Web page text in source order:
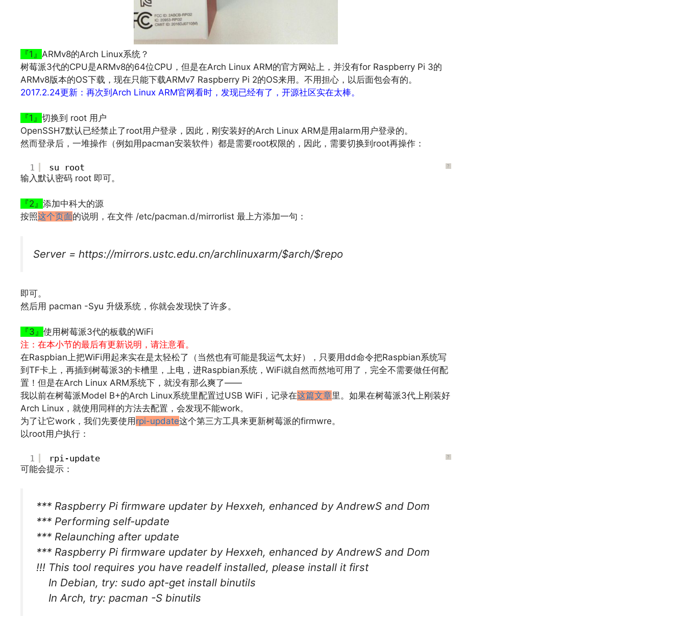
『1』 ARMv8的Arch Linux系统？
树莓派3代的CPU是ARMv8的64位CPU，但是在Arch Linux ARM的官方网站上，并没有for Raspberry Pi 3的
ARMv8版本的OS下载，现在只能下载ARMv7 Raspberry Pi 2的OS来用。不用担心，以后面包会有的。
2017.2.24更新：再次到Arch Linux ARM官网看时，发现已经有了，开源社区实在太棒。
『1』 切换到 root 用户
OpenSSH7默认已经禁止了root用户登录，因此，刚安装好的Arch Linux ARM是用alarm用户登录的。
然而登录后，一堆操作（例如用pacman安装软件）都是需要root权限的，因此，需要切换到root再操作：
?
1
su root
输入默认密码 root 即可。
『2』 添加中科大的源
按照这个页面的说明，在文件 /etc/pacman.d/mirrorlist 最上方添加一句：
Server = https://mirrors.ustc.edu.cn/archlinuxarm/$arch/$repo
即可。
然后用 pacman -Syu 升级系统，你就会发现快了许多。
『3』 使用树莓派3代的板载的WiFi
注：在本小节的最后有更新说明，请注意看。
在Raspbian上把WiFi用起来实在是太轻松了（当然也有可能是我运气太好），只要用dd命令把Raspbian系统写
到TF卡上，再插到树莓派3的卡槽里，上电，进Raspbian系统，WiFi就自然而然地可用了，完全不需要做任何配
置！但是在Arch Linux ARM系统下，就没有那么爽了——
我以前在树莓派Model B+的Arch Linux系统里配置过USB WiFi，记录在这篇文章里。如果在树莓派3代上刚装好
Arch Linux，就使用同样的方法去配置，会发现不能work。
为了让它work，我们先要使用 rpi-update这个第三方工具来更新树莓派的firmwre。
以root用户执行：
?
1
rpi-update
可能会提示：
*** Raspberry Pi firmware updater by Hexxeh, enhanced by AndrewS and Dom
*** Performing self-update
*** Relaunching after update
*** Raspberry Pi firmware updater by Hexxeh, enhanced by AndrewS and Dom
!!! This tool requires you have readelf installed, please install it first
In Debian, try: sudo apt-get install binutils
In Arch, try: pacman -S binutils